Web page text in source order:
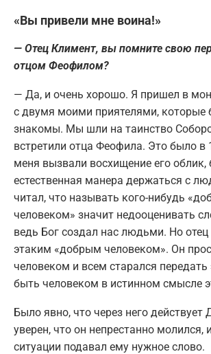
«Вы привели мне воина!»
— Отец Климент, вы помните свою
отцом Феофилом?
— Да, и очень хорошо. Я пришел в
с двумя моими приятелями, которые
знакомы. Мы шли на таинство
встретили отца Феофила. Это было в
меня вызвали восхищение его облик,
естественная манера держаться с
читал, что называть кого-нибудь
человеком» значит недооценивать
ведь Бог создал нас людьми. Но
этаким «добрым человеком». Он
человеком и всем старался передать
быть человеком в истинном смысле
Было явно, что через него действует
уверен, что он непрестанно молился,
ситуации подавал ему нужное слово.